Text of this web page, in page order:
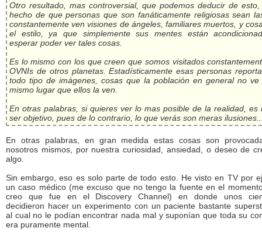
Otro resultado, mas controversial, que podemos deducir de
hecho de que personas que son fanáticamente religiosas sean
constantemente ven visiones de ángeles, familiares muertos, y
el estilo, ya que simplemente sus mentes están
esperar poder ver tales cosas.
Es lo mismo con los que creen que somos visitados
OVNIs de otros planetas. Estadísticamente esas personas
todo tipo de imágenes, cosas que la población en general no
mismo lugar que ellos la ven.
En otras palabras, si quieres ver lo mas posible de la realidad, es
ser objetivo, pues de lo contrario, lo que verás son meras
En otras palabras, en gran medida estas cosas son
nosotros mismos, por nuestra curiosidad, ansiedad, o deseo de
algo.
Sin embargo, eso es solo parte de todo esto. He visto en TV por
un caso médico (me excuso que no tengo la fuente en el
creo que fue en el Discovery Channel) en donde unos
decidieron hacer un experimento con un paciente bastante
al cual no le podían encontrar nada mal y suponían que toda su
era puramente mental.